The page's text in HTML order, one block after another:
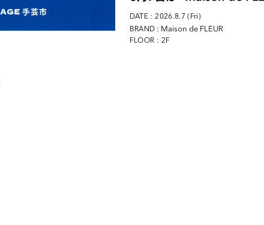
DATE : 2026.8.7 (Fri)
BRAND : Maison de FLEUR
FLOOR : 2F